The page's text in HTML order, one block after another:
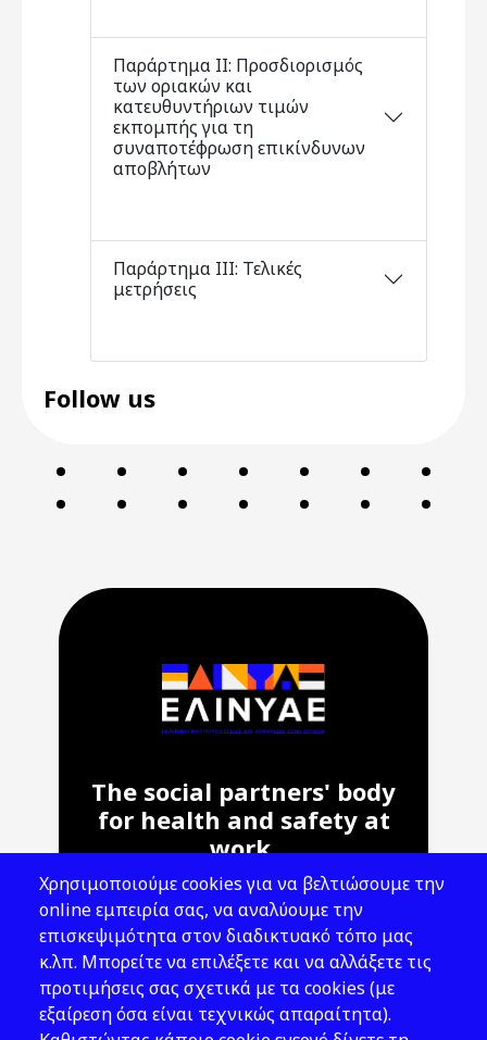
Παράρτημα ΙΙ: Προσδιορισμός
των οριακών και
κατευθυντήριων τιμών
εκπομπής για τη
συναποτέφρωση επικίνδυνων
αποβλήτων
Παράρτημα ΙΙΙ: Τελικές
μετρήσεις
Follow us
The social partners' body
for health and safety at
work.
Address: 143 Liosion & 6 Thirsiou, 104
45, Athens
T: 210 82 00 100
e: info@elinyae.gr
Follow Us
Χρησιμοποιούμε cookies για να βελτιώσουμε την
online εμπειρία σας, να αναλύουμε την
επισκεψιμότητα στον διαδικτυακό τόπο μας
κ.λπ. Μπορείτε να επιλέξετε και να αλλάξετε τις
προτιμήσεις σας σχετικά με τα cookies (με
εξαίρεση όσα είναι τεχνικώς απαραίτητα).